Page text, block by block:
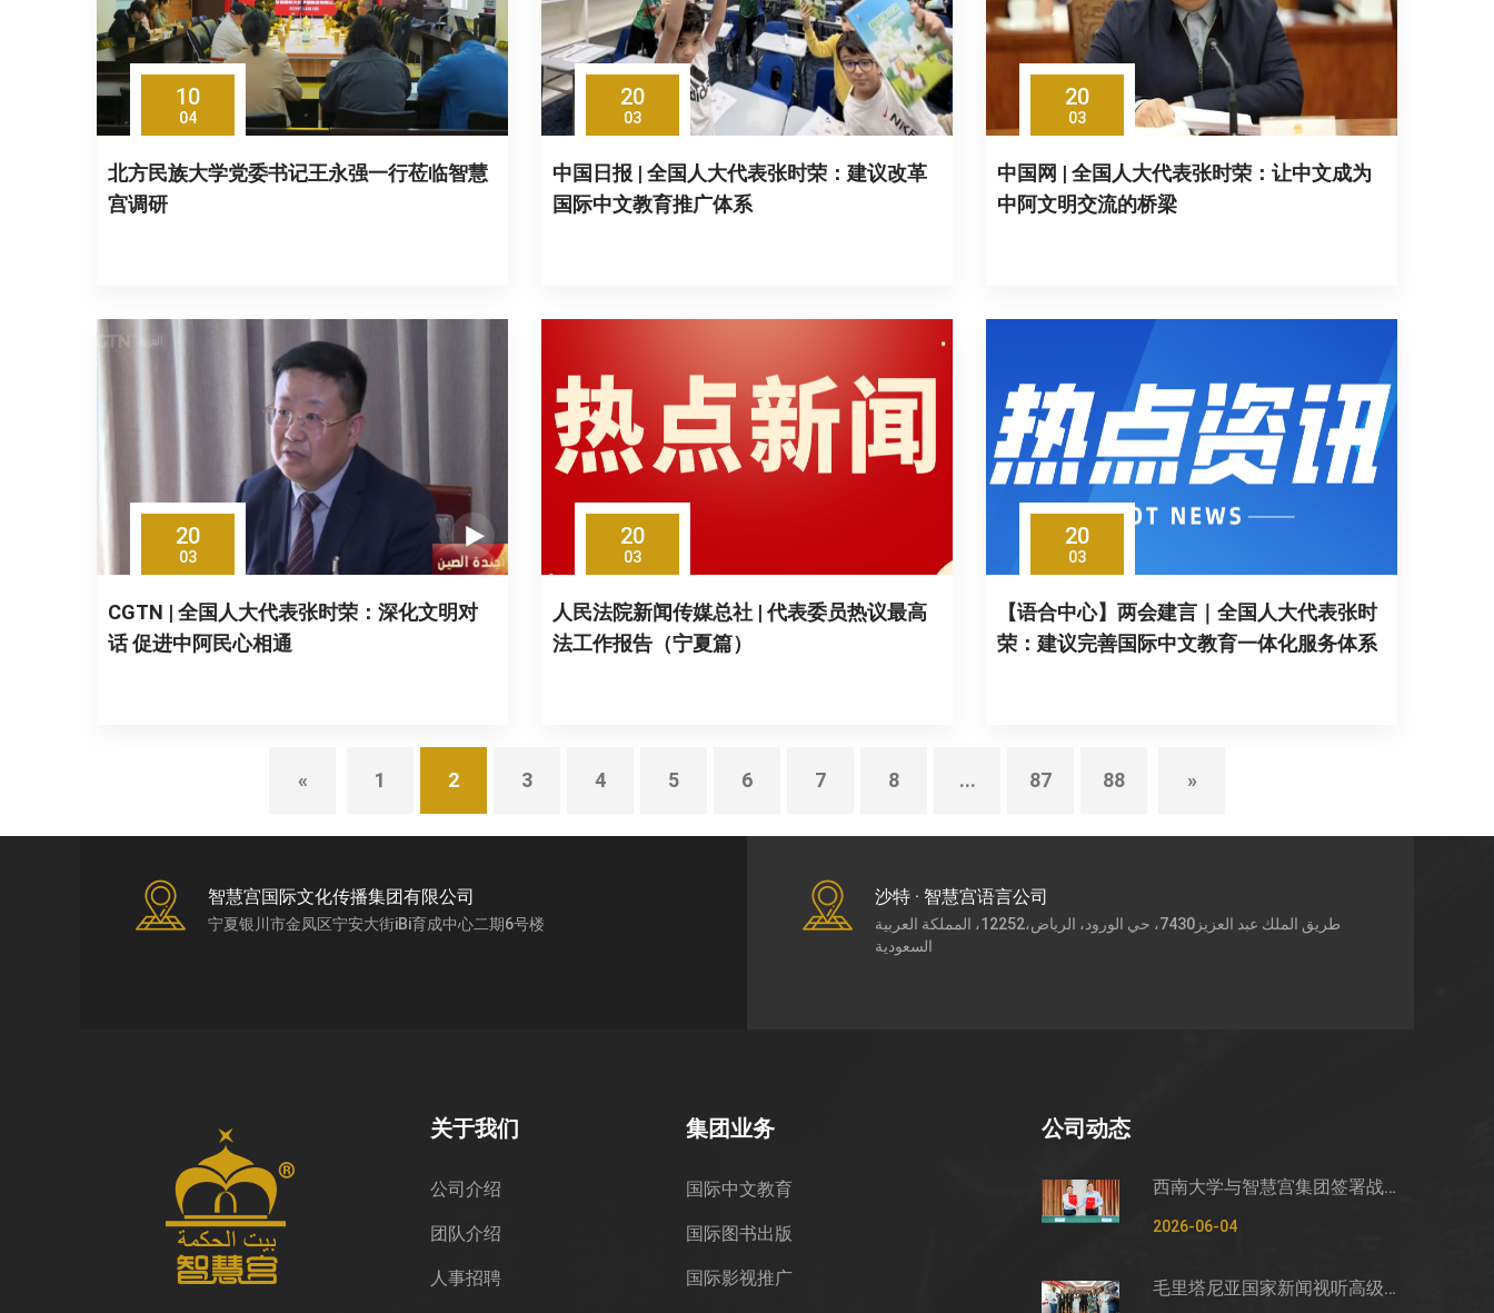
10
04
北方民族大学党委书记王永强一行莅临智慧
宫调研
20
03
中国日报 | 全国人大代表张时荣：建议改革
国际中文教育推广体系
20
03
中国网 | 全国人大代表张时荣：让中文成为
中阿文明交流的桥梁
20
03
CGTN | 全国人大代表张时荣：深化文明对
话 促进中阿民心相通
20
03
人民法院新闻传媒总社 | 代表委员热议最高
法工作报告（宁夏篇）
20
03
【语合中心】两会建言｜全国人大代表张时
荣：建议完善国际中文教育一体化服务体系
« 1 2 3 4 5 6 7 8 ... 87 88 »
智慧宫国际文化传播集团有限公司
宁夏银川市金凤区宁安大街iBi育成中心二期6号楼
沙特 · 智慧宫语言公司
طريق الملك عبد العزيز7430، حي الورود، الرياض،12252، المملكة العربية
السعودية
关于我们
公司介绍
团队介绍
人事招聘
集团业务
国际中文教育
国际图书出版
国际影视推广
公司动态
西南大学与智慧宫集团签署战略合作框架协议
2026-06-04
毛里塔尼亚国家新闻视听高级管理局监测管控司司长穆罕默德·哈桑·埃萨利姆一行莅临智慧宫调研